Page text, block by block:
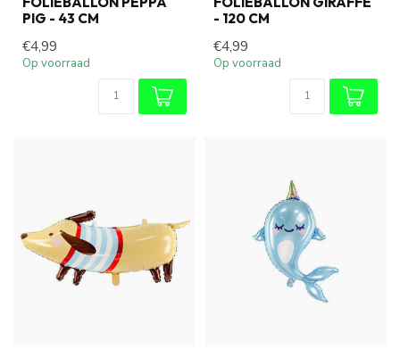
PIG - 43 CM
€4,99
Op voorraad
- 120 CM
€4,99
Op voorraad